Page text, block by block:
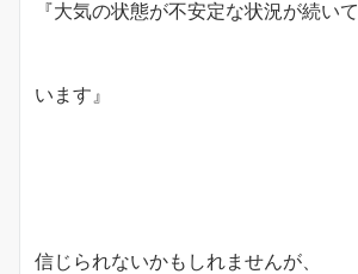
『大気の状態が不安定な状況が続いて
います』
信じられないかもしれませんが、